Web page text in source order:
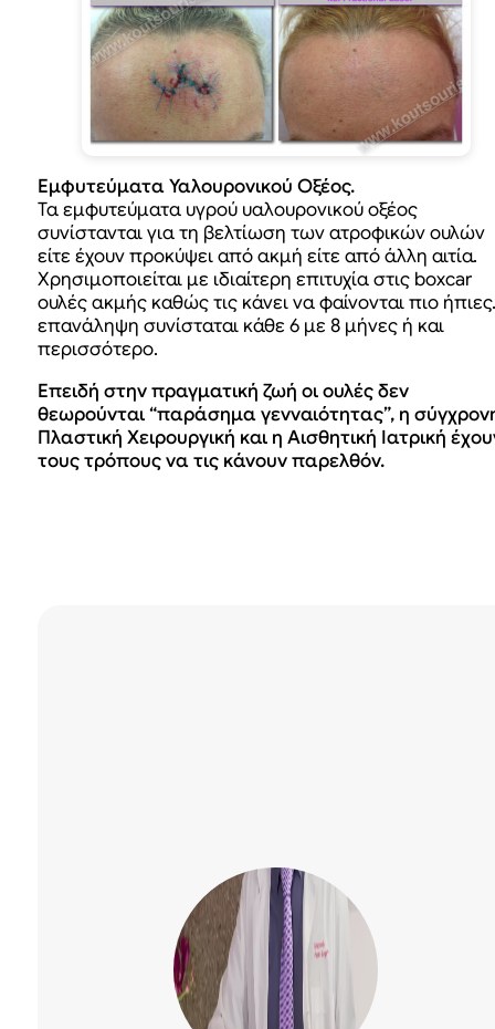
Εμφυτεύματα Υαλουρονικού Οξέος.
Τα εμφυτεύματα υγρού υαλουρονικού οξέος
συνίστανται για τη βελτίωση των ατροφικών ουλών
είτε έχουν προκύψει από ακμή είτε από άλλη αιτία.
Χρησιμοποιείται με ιδιαίτερη επιτυχία στις boxcar
ουλές ακμής καθώς τις κάνει να φαίνονται πιο
επανάληψη συνίσταται κάθε 6 με 8 μήνες ή και
περισσότερο.
Επειδή στην πραγματική ζωή οι ουλές δεν
θεωρούνται “παράσημα γενναιότητας”, η
Πλαστική Χειρουργική και η Αισθητική Ιατρική
τους τρόπους να τις κάνουν παρελθόν.